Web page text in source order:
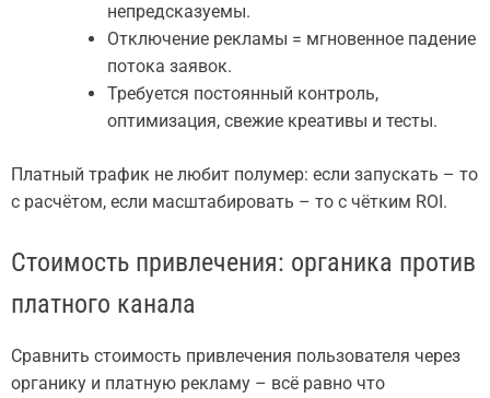
непредсказуемы.
Отключение рекламы = мгновенное падение
потока заявок.
Требуется постоянный контроль,
оптимизация, свежие креативы и тесты.
Платный трафик не любит полумер: если запускать – то
с расчётом, если масштабировать – то с чётким ROI.
Стоимость привлечения: органика против
платного канала
Сравнить стоимость привлечения пользователя через
органику и платную рекламу – всё равно что